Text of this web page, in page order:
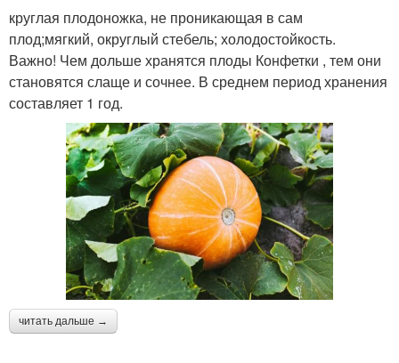
круглая плодоножка, не проникающая в сам
плод;мягкий, округлый стебель; холодостойкость.
Важно! Чем дольше хранятся плоды Конфетки , тем они
становятся слаще и сочнее. В среднем период хранения
составляет 1 год.
читать дальше →